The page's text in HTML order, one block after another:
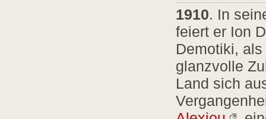
1910. In
feiert er Ion
Demotiki,
glanzvolle
Land sich